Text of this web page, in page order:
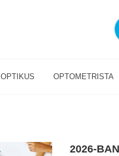
OPTIKUS OPTOMETRISTA
2026-